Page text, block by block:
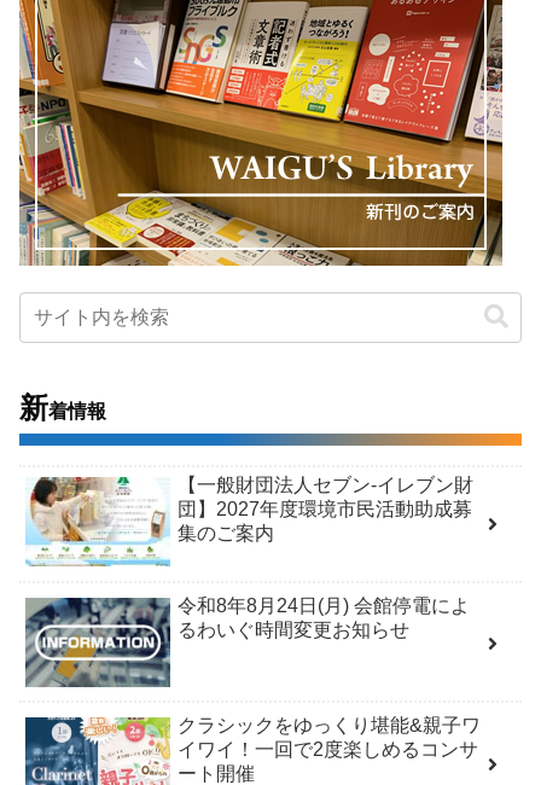
新着情報
【一般財団法人セブン-イレブン財
団】2027年度環境市民活動助成募
集のご案内
令和8年8月24日(月) 会館停電によ
るわいぐ時間変更お知らせ
クラシックをゆっくり堪能&親子ワ
イワイ！一回で2度楽しめるコンサ
ート開催